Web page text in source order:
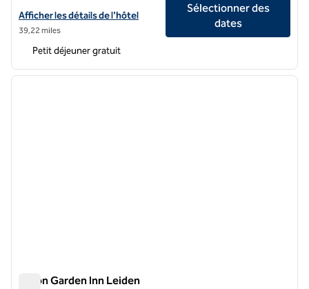
Afficher les détails de l'hôtel Hampton by Hilton Amsterdam Airport
Afficher les détails de l'hôtel
39,22 miles
Sélectionner des
dates
Petit déjeuner gratuit
1 sur 12
Hilton Garden Inn Leiden